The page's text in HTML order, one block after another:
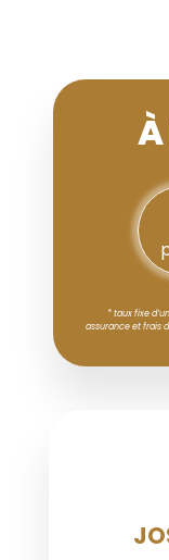
* taux fixe
assurance et frais